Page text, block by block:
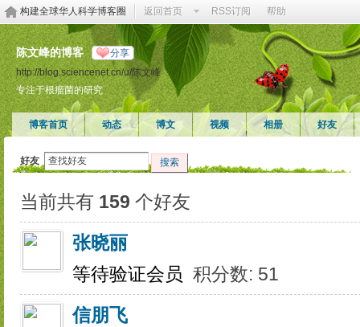
构建全球华人科学博客圈 返回首页 RSS订阅 帮助
陈文峰的博客 分享
http://blog.sciencenet.cn/u/陈文峰
专注于根瘤菌的研究
博客首页 动态 博文 视频 相册 好友
好友 搜索
当前共有 159 个好友
张晓丽
等待验证会员 积分数: 51
信朋飞